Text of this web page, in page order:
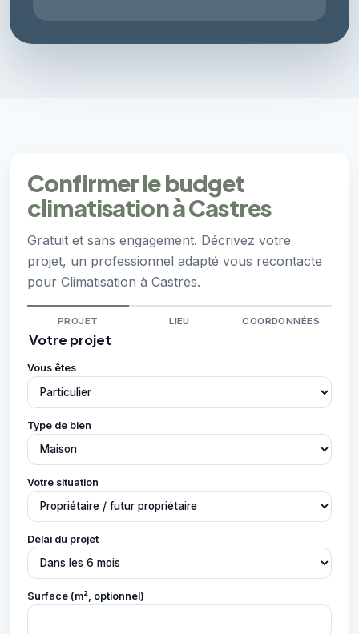
Confirmer le budget
climatisation à Castres
Gratuit et sans engagement. Décrivez votre
projet, un professionnel adapté vous recontacte
pour Climatisation à Castres.
PROJET LIEU COORDONNÉES
Votre projet
Vous êtes
Type de bien
Votre situation
Délai du projet
Surface (m², optionnel)